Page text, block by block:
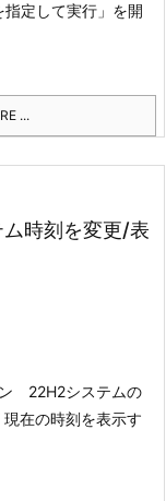
定して実行」を開
...
時刻を変更/表
22H2システムの
現在の時刻を表示す